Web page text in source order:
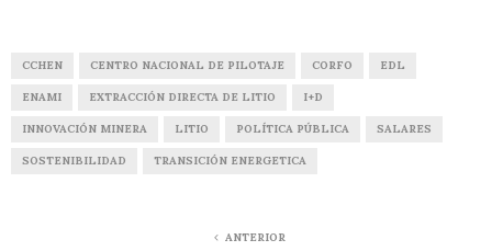
CCHEN CENTRO NACIONAL DE PILOTAJE CORFO EDL
ENAMI EXTRACCIÓN DIRECTA DE LITIO I+D
INNOVACIÓN MINERA LITIO POLÍTICA PÚBLICA SALARES
SOSTENIBILIDAD TRANSICIÓN ENERGETICA
ANTERIOR